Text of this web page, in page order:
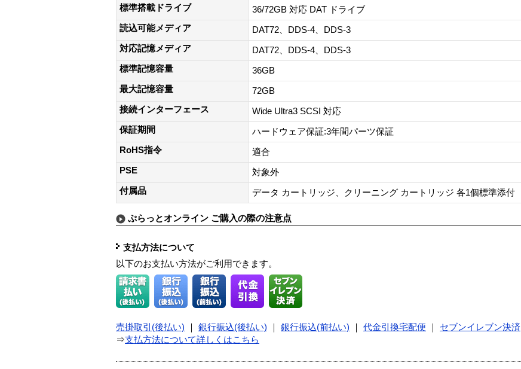
標準搭載ドライブ
36/72GB 対応 DAT ドライブ
読込可能メディア
DAT72、DDS-4、DDS-3
対応記憶メディア
DAT72、DDS-4、DDS-3
標準記憶容量
36GB
最大記憶容量
72GB
接続インターフェース
Wide Ultra3 SCSI 対応
保証期間
ハードウェア保証:3年間パーツ保証
RoHS指令
適合
PSE
対象外
付属品
データ カートリッジ、クリーニング カートリッジ 各1個標準添付
ぷらっとオンライン ご購入の際の注意点
支払方法について
以下のお支払い方法がご利用できます。
売掛取引(後払い) 銀行振込(後払い) 銀行振込(前払い) 代金引換宅配便
セブンイレブン決済
⇒支払方法について詳しくはこちら